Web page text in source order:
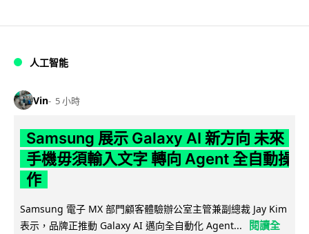
人工智能
Vin 5 小時
Samsung 展示 Galaxy AI 新方向 未來
手機毋須輸入文字 轉向 Agent 全自動操
作
Samsung 電子 MX 部門顧客體驗辦公室主管兼副總裁 Jay Kim
表示，品牌正推動 Galaxy AI 邁向全自動化 Agent...
閱讀全